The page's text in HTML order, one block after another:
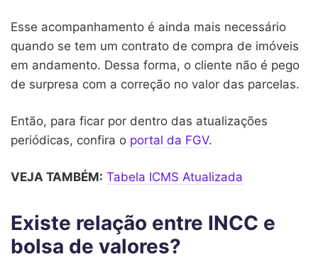
Esse acompanhamento é ainda mais necessário
quando se tem um contrato de compra de imóveis
em andamento. Dessa forma, o cliente não é pego
de surpresa com a correção no valor das parcelas.
Então, para ficar por dentro das atualizações
periódicas, confira o portal da FGV.
VEJA TAMBÉM: Tabela ICMS Atualizada
Existe relação entre INCC e
bolsa de valores?